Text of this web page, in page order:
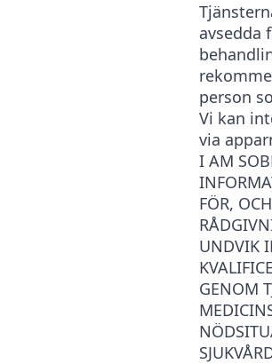
avsedda
person
Vi kan
via
I AM
FÖR,
UNDVIK
GENOM